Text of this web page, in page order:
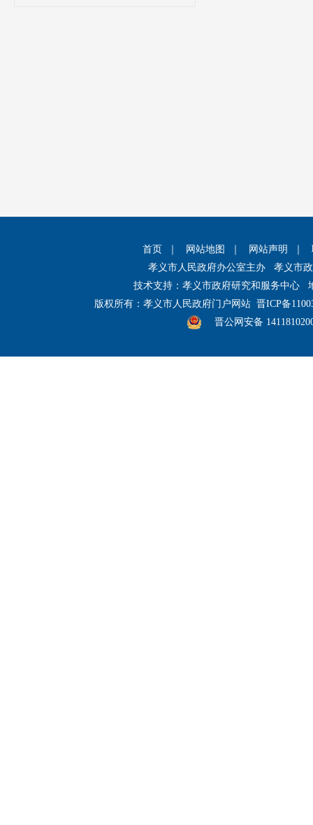
首页 网站地图 网站声明
孝义市人民政府办公室主办 孝义市
技术支持：孝义市政府研究和服务中心
版权所有：孝义市人民政府门户网站 晋ICP备
晋公网安备